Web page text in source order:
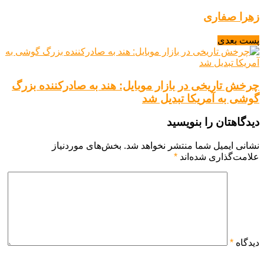
زهرا صفاری
پست بعدی
چرخش تاریخی در بازار موبایل: هند به صادرکننده بزرگ
گوشی به آمریکا تبدیل شد
دیدگاهتان را بنویسید
نشانی ایمیل شما منتشر نخواهد شد. بخش‌های موردنیاز
علامت‌گذاری شده‌اند *
دیدگاه *